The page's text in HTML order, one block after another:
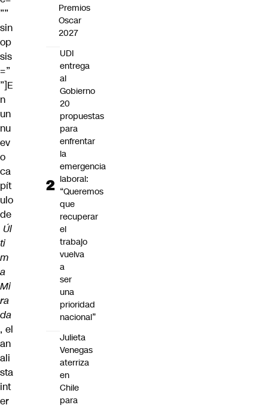
””
sin
op
sis
=”
”]E
n
un
nu
ev
o
ca
pít
ulo
de
Úl
ti
m
a
Mi
ra
da
, el
an
ali
sta
int
er
Premios
Oscar
2027
UDI
entrega
al
Gobierno
20
propuestas
para
enfrentar
la
emergencia
laboral:
“Queremos
que
recuperar
el
trabajo
vuelva
a
ser
una
prioridad
nacional”
Julieta
Venegas
aterriza
en
Chile
para